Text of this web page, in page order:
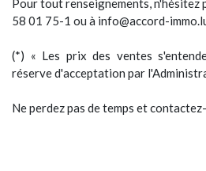
Pour tout renseignements, n'hésitez
58 01 75-1 ou à info@accord-
(*) « Les prix des ventes
réserve d'acceptation par
Ne perdez pas de temps et